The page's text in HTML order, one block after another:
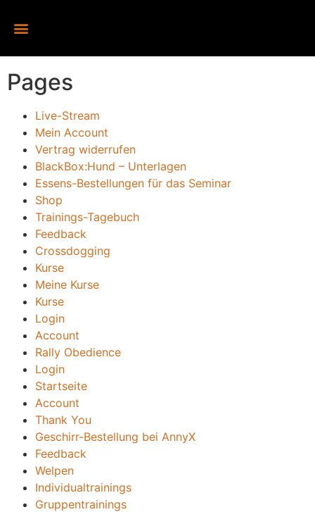
Pages
Live-Stream
Mein Account
Vertrag widerrufen
BlackBox:Hund – Unterlagen
Essens-Bestellungen für das Seminar
Shop
Trainings-Tagebuch
Feedback
Crossdogging
Kurse
Meine Kurse
Kurse
Login
Account
Rally Obedience
Login
Startseite
Account
Thank You
Geschirr-Bestellung bei AnnyX
Feedback
Welpen
Individualtrainings
Gruppentrainings